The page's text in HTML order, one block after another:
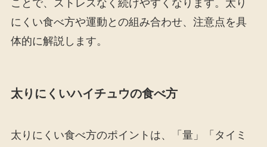
ことで、ストレスなく続けやすくなります。太り
にくい食べ方や運動との組み合わせ、注意点を具
体的に解説します。
太りにくいハイチュウの食べ方
太りにくい食べ方のポイントは、「量」「タイミ